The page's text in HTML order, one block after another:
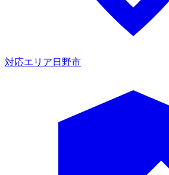
対応エリア 日野市